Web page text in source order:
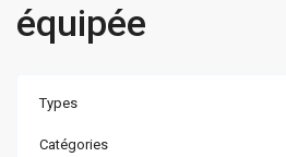
équipée
Types
Catégories